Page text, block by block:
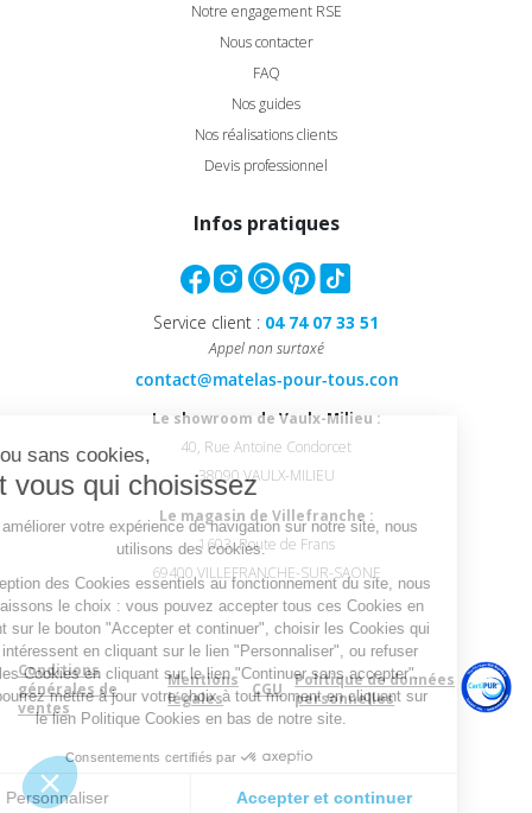
Notre engagement RSE
Nous contacter
FAQ
Nos guides
Nos réalisations clients
Devis professionnel
Infos pratiques
Service client : 04 74 07 33 51
Appel non surtaxé
Le showroom de Vaulx-Milieu :
40, Rue Antoine Condorcet
38090 VAULX-MILIEU
Le magasin de Villefranche :
1603, Route de Frans
69400 VILLEFRANCHE-SUR-SAONE
Conditions
générales de
ventes
Mentions
légales
CGU Politique de données
personnelles
Continuer sans accepter
Avec ou sans cookies,
c'est vous qui choisissez
Pour améliorer votre expérience de navigation sur notre site, nous
utilisons des cookies.
A l’exception des Cookies essentiels au fonctionnement du site, nous
vous laissons le choix : vous pouvez accepter tous ces Cookies en
cliquant sur le bouton "Accepter et continuer", choisir les Cookies qui
vous intéressent en cliquant sur le lien "Personnaliser", ou refuser
tous les Cookies en cliquant sur le lien "Continuer sans accepter".
Vous pourrez mettre à jour votre choix à tout moment en cliquant sur
le lien Politique Cookies en bas de notre site.
Consentements certifiés par
Personnaliser Accepter et continuer